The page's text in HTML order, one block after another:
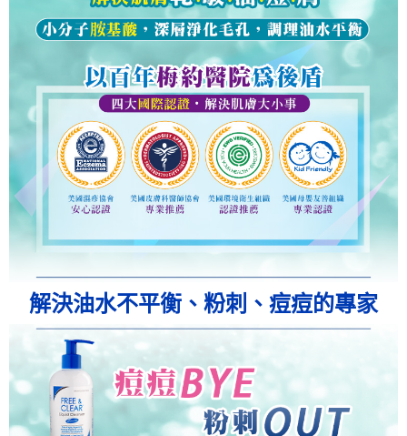
解決油水不平衡、粉刺、痘痘的專家